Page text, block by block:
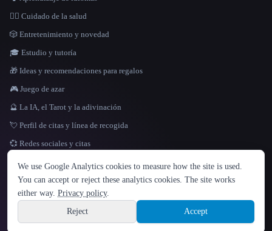
IDIOMA
English español Français Русский 简体中文
Hindi
Sign up
👩‍⚕️ Cuidado de la salud
🎲 Entretenimiento y novedad
🎓 Estudio y tutoría
🎁 Ideas y recomendaciones para regalos
🎮 Juego de azar
🔮 La IA, el Tarot y la adivinación
💘 Perfil de citas y línea de recogida
💞 Redes sociales y citas
Site information
© 2026 That AI Collection. Todos los derechos reservados.
política de privacidad·
build de3d624c
We use Google Analytics cookies to measure how the site is used.
You can accept or reject these analytics cookies. The site works
either way. Privacy policy.
Reject
Accept